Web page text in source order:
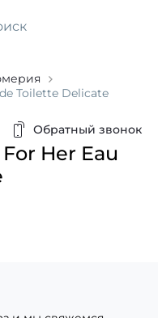
Toilette Delicate
Обратный звонок
For Her Eau